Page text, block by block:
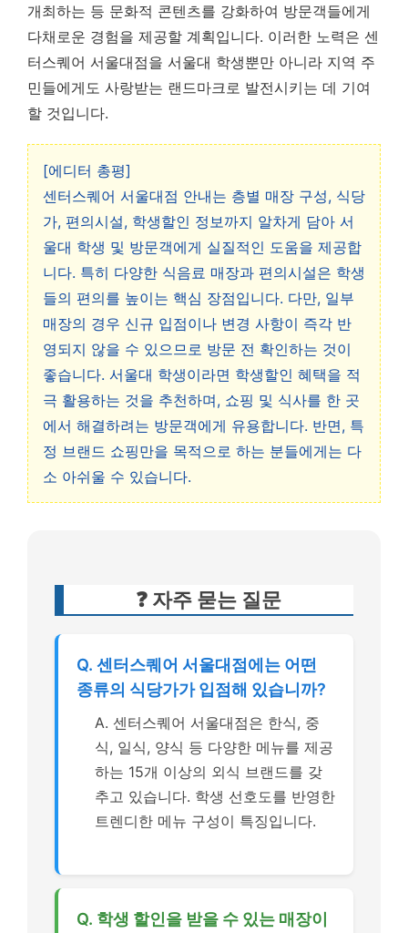
개최하는 등 문화적 콘텐츠를 강화하여 방문객들에게
다채로운 경험을 제공할 계획입니다. 이러한 노력은 센
터스퀘어 서울대점을 서울대 학생뿐만 아니라 지역 주
민들에게도 사랑받는 랜드마크로 발전시키는 데 기여
할 것입니다.
[에디터 총평]
센터스퀘어 서울대점 안내는 층별 매장 구성, 식당
가, 편의시설, 학생할인 정보까지 알차게 담아 서
울대 학생 및 방문객에게 실질적인 도움을 제공합
니다. 특히 다양한 식음료 매장과 편의시설은 학생
들의 편의를 높이는 핵심 장점입니다. 다만, 일부
매장의 경우 신규 입점이나 변경 사항이 즉각 반
영되지 않을 수 있으므로 방문 전 확인하는 것이
좋습니다. 서울대 학생이라면 학생할인 혜택을 적
극 활용하는 것을 추천하며, 쇼핑 및 식사를 한 곳
에서 해결하려는 방문객에게 유용합니다. 반면, 특
정 브랜드 쇼핑만을 목적으로 하는 분들에게는 다
소 아쉬울 수 있습니다.
❓ 자주 묻는 질문
Q. 센터스퀘어 서울대점에는 어떤
종류의 식당가가 입점해 있습니까?
A. 센터스퀘어 서울대점은 한식, 중
식, 일식, 양식 등 다양한 메뉴를 제공
하는 15개 이상의 외식 브랜드를 갖
추고 있습니다. 학생 선호도를 반영한
트렌디한 메뉴 구성이 특징입니다.
Q. 학생 할인을 받을 수 있는 매장이